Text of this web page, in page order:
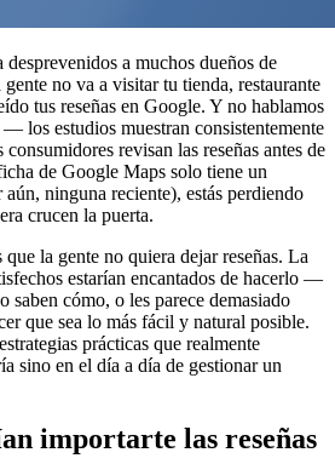
a muchos dueños de
no va a visitar tu tienda, restaurante
tus reseñas en Google. Y no hablamos
los estudios muestran consistentemente
revisan las reseñas antes de
de Google Maps solo tiene un
aún, ninguna reciente), estás perdiendo
crucen la puerta.
la gente no quiera dejar reseñas. La
estarían encantados de hacerlo —
saben cómo, o les parece demasiado
que sea lo más fácil y natural posible.
prácticas que realmente
sino en el día a día de gestionar un
importarte las reseñas